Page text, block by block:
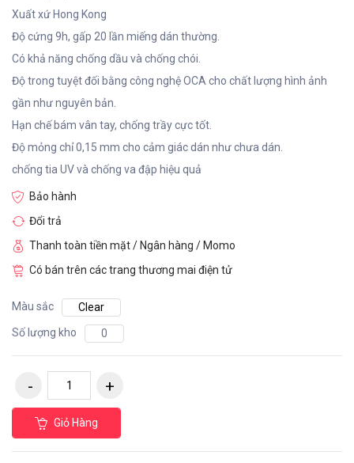
Xuất xứ Hong Kong
Độ cứng 9h, gấp 20 lần miếng dán thường.
Có khả năng chống dầu và chống chói.
Độ trong tuyệt đối bằng công nghệ OCA cho chất lượng hình ảnh
gần như nguyên bản.
Hạn chế bám vân tay, chống trầy cực tốt.
Độ mỏng chỉ 0,15 mm cho cảm giác dán như chưa dán.
chống tia UV và chống va đập hiệu quả
Bảo hành
Đổi trả
Thanh toàn tiền mặt / Ngân hàng / Momo
Có bán trên các trang thương mai điện tử
Màu sắc
Clear
Số lượng kho
0
Giỏ Hàng